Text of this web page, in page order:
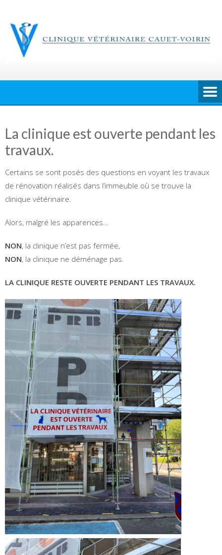
content
La clinique est ouverte pendant les
travaux.
Certains se sont posés des questions en voyant les travaux
de rénovation réalisés dans l’immeuble où se trouve la
clinique vétérinaire.
Alors, malgré les apparences…
NON, la clinique n’est pas fermée,
NON, la clinique ne déménage pas.
LA CLINIQUE RESTE OUVERTE PENDANT LES TRAVAUX.